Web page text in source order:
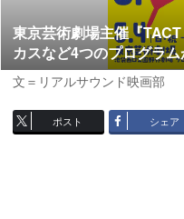
東京芸術劇場主催『
カスなど4つのプログラ
文＝リアルサウンド映画部
ポスト シェア